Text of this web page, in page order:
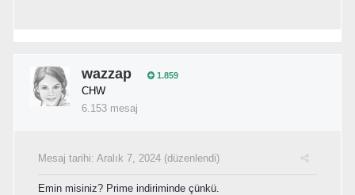
wazzap 1.859
CHW
6.153 mesaj
Mesaj tarihi: Aralık 7, 2024 (düzenlendi)
Emin misiniz? Prime indiriminde çünkü.